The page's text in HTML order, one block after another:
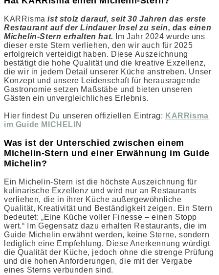
KARRismaist stolz darauf, seit 30 Jahren das erste
Restaurant auf der Lindauer Insel zu sein, das einen
Michelin-Stern erhalten hat.
Im Jahr 2024 wurde uns
dieser erste Stern verliehen, den wir auch für 2025
erfolgreich verteidigt haben. Diese Auszeichnung
bestätigt die hohe Qualität und die kreative Exzellenz,
die wir in jedem Detail unserer Küche anstreben. Unser
Konzept und unsere Leidenschaft für herausragende
Gastronomie setzen Maßstäbe und bieten unseren
Gästen ein unvergleichliches Erlebnis.
Hier findest Du unseren offiziellen Eintrag: KARRisma
im Guide MICHELIN
Was ist der Unterschied zwischen einem
Michelin-Stern und einer Erwähnung im Guide
Michelin?
Ein Michelin-Stern ist die höchste Auszeichnung für
kulinarische Exzellenz und wird nur an Restaurants
verliehen, die in ihrer Küche außergewöhnliche
Qualität, Kreativität und Beständigkeit zeigen. Ein Stern
bedeutet: „Eine Küche voller Finesse – einen Stopp
wert.“ Im Gegensatz dazu erhalten Restaurants, die im
Guide Michelin erwähnt werden, keine Sterne, sondern
lediglich eine Empfehlung. Diese Anerkennung würdigt
die Qualität der Küche, jedoch ohne die strenge Prüfung
und die hohen Anforderungen, die mit der Vergabe
eines Sterns verbunden sind.